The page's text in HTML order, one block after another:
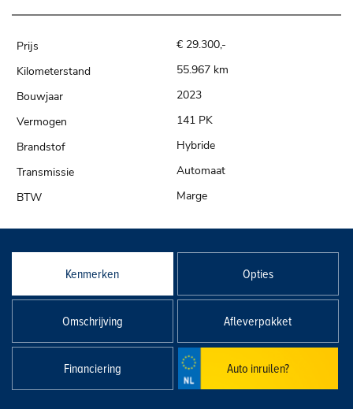
€ 29.300,-
55.967 km
2023
141 PK
Hybride
Automaat
Marge
Kenmerken Opties
Omschrijving Afleverpakket
Financiering Auto inruilen?